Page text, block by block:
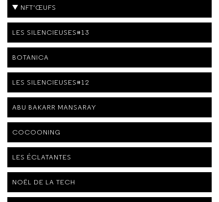
NFT’ŒUFS
LES SILENCIEUSES#13
BOTANICA
LES SILENCIEUSES#12
ABU BAKARR MANSARAY
COCOONING
LES ÉCLATANTES
NOËL DE LA TECH